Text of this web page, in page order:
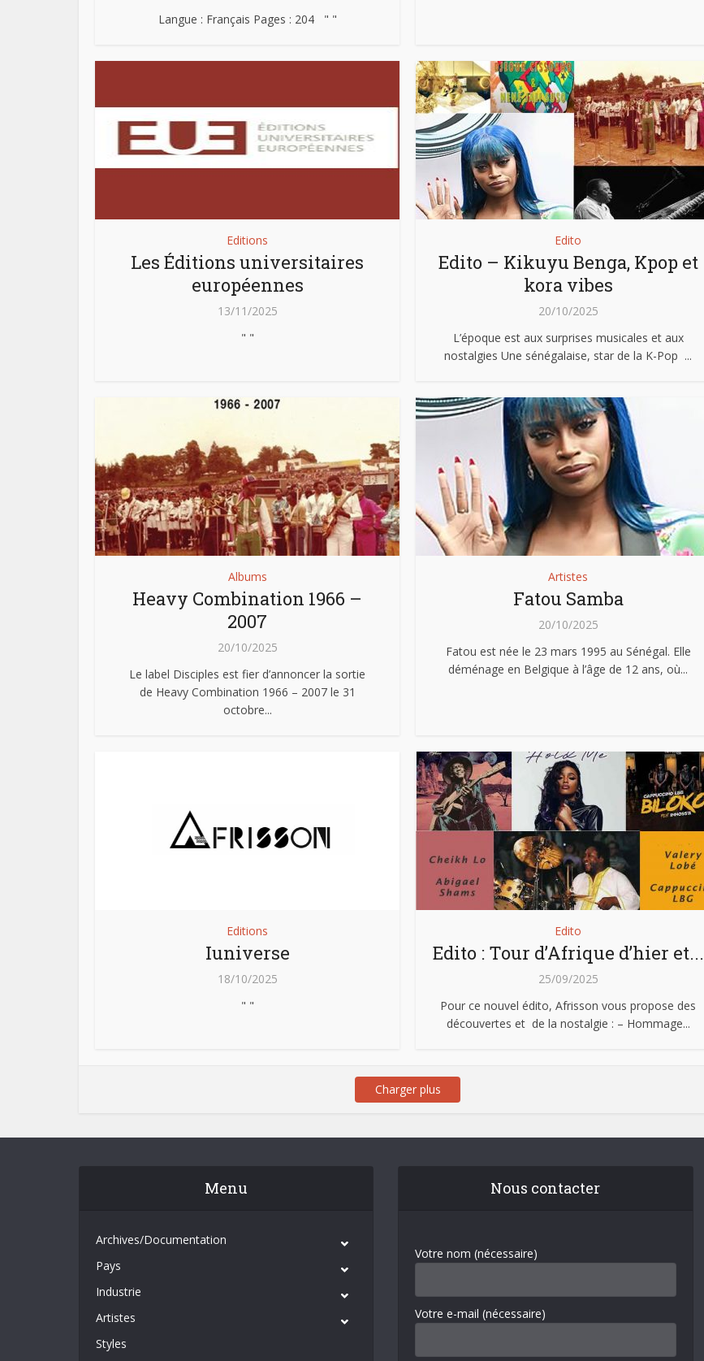
Langue : Français Pages : 204 " "
Editions
Les Éditions universitaires
européennes
13/11/2025
" "
Edito
Edito – Kikuyu Benga, Kpop et
kora vibes
20/10/2025
L’époque est aux surprises musicales et aux
nostalgies Une sénégalaise, star de la K-Pop ...
Albums
Heavy Combination 1966 –
2007
20/10/2025
Le label Disciples est fier d’annoncer la sortie
de Heavy Combination 1966 – 2007 le 31
octobre...
Artistes
Fatou Samba
20/10/2025
Fatou est née le 23 mars 1995 au Sénégal. Elle
déménage en Belgique à l’âge de 12 ans, où...
Editions
Iuniverse
18/10/2025
" "
Edito
Edito : Tour d’Afrique d’hier et...
25/09/2025
Pour ce nouvel édito, Afrisson vous propose des
découvertes et de la nostalgie : – Hommage...
Charger plus
Menu
Archives/Documentation
Pays
Industrie
Artistes
Styles
Nous contacter
Votre nom (nécessaire)
Votre e-mail (nécessaire)